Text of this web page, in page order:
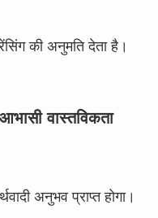
की अनुमति देता है।
वास्तविकता
अनुभव प्राप्त होगा।